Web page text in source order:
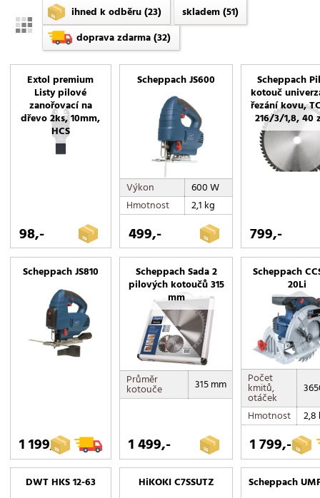
ihned k odběru(23) skladem(51)
doprava zdarma(32)
Extol premium
Listy pilové
zanořovací na
dřevo 2ks, 10mm,
HCS
98,-
Scheppach JS600
Výkon
600 W
Hmotnost
2,1 kg
499,-
Scheppach
kotouč
řezání kovu,
216/3/1,8, 40
799,-
Scheppach JS810
1 199,-
Scheppach Sada 2
pilových kotoučů 315
mm
Průměr
kotouče 315 mm
1 499,-
Scheppach
20Li
Počet
kmitů,
otáček
Hmotnost
2,8
1 799,-
DWT HKS 12-63 HiKOKI C7SSUTZ Scheppach